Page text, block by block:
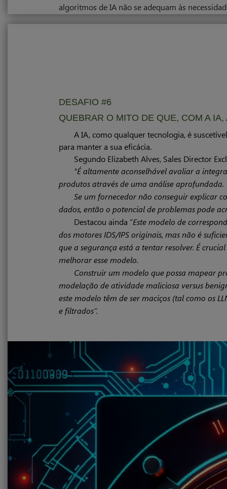
algoritmos de IA não se adequam às
DESAFIO #5
DESAFIO #6
QUEBRAR O MITO DE QUE, COM A
A IA, como qualquer tecnologia, é
para manter a sua eficácia.
Segundo Elizabeth Alves, Sales Director
"É altamente aconselhável avaliar a
produtos através de uma análise aprofundada.
Se um fornecedor não conseguir explicar
dados, então o potencial de problemas pode
Destacou ainda “Este modelo de
dos motores IDS/IPS originais, mas não é
que a segurança está a tentar resolver. É
melhorar esse modelo.
Construir um modelo que possa mapear
modelação de atividade maliciosa versus
este modelo têm de ser maciços (tal como os
e filtrados”.